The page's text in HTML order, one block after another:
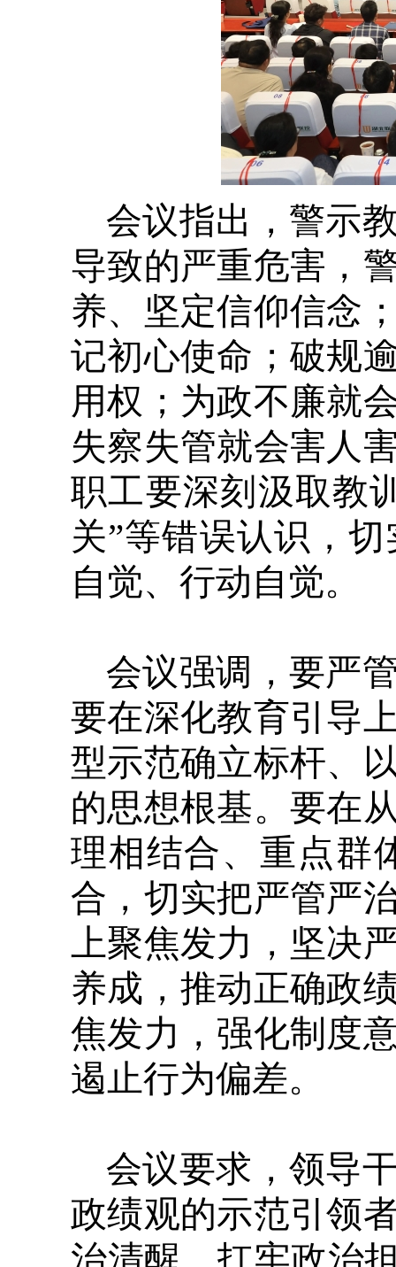
会议指出，警示
导致的严重危害，
养、坚定信仰信念
记初心使命；破规
用权；为政不廉就
失察失管就会害人
职工要深刻汲取教
关”等错误认识，
自觉、行动自觉。
会议强调，要严
要在深化教育引导
型示范确立标杆、
的思想根基。要在
理相结合、重点群
合，切实把严管严
上聚焦发力，坚决
养成，推动正确政
焦发力，强化制度
遏止行为偏差。
会议要求，领导
政绩观的示范引领